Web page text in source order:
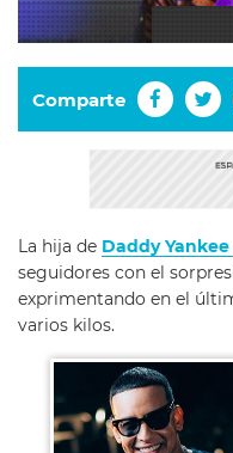
Comparte
La hija de Daddy Yankee
seguidores con el
exprimentando en el
varios kilos.